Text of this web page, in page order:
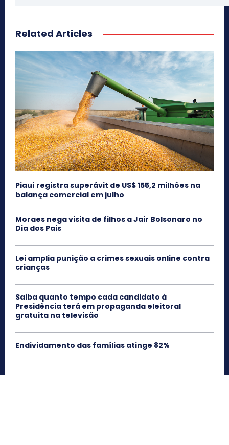
Related Articles
Piauí registra superávit de US$ 155,2 milhões na
balança comercial em julho
Moraes nega visita de filhos a Jair Bolsonaro no
Dia dos Pais
Lei amplia punição a crimes sexuais online contra
crianças
Saiba quanto tempo cada candidato à
Presidência terá em propaganda eleitoral
gratuita na televisão
Endividamento das famílias atinge 82%